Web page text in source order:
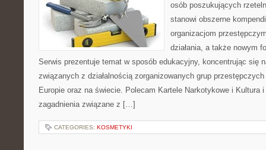
osób poszukujących
stanowi obszerne
organizacjom
działania, a także nowym
Serwis prezentuje temat w sposób edukacyjny, koncentrując się
związanych z działalnością zorganizowanych grup
Europie oraz na świecie. Polecam Kartele Narkotykowe i Kultura
zagadnienia związane z […]
CATEGORIES: KOSMETYKI